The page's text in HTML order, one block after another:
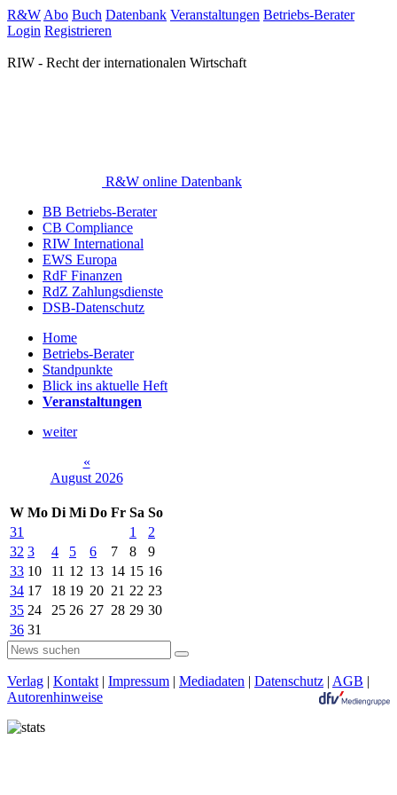
R&W Abo Buch Datenbank Veranstaltungen Betriebs-Berater
Login Registrieren
RIW - Recht der internationalen Wirtschaft
R&W online Datenbank
BB Betriebs-Berater
CB Compliance
RIW International
EWS Europa
RdF Finanzen
RdZ Zahlungsdienste
DSB-Datenschutz
Home
Betriebs-Berater
Standpunkte
Blick ins aktuelle Heft
Veranstaltungen
weiter
«
August 2026
W Mo Di Mi Do Fr Sa So
31
1
2
32 3 4 5 6 7 8
9
33 10 11 12 13 14 15 16
34 17 18 19 20 21 22 23
35 24 25 26 27 28 29 30
36 31
Verlag | Kontakt | Impressum | Mediadaten | Datenschutz | AGB |
Autorenhinweise